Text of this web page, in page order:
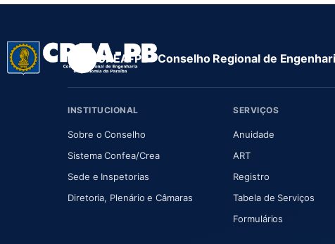
CREA-PB · Conselho Regional de
INSTITUCIONAL
Sobre o Conselho(abre em nova aba)
Sistema Confea/Crea(abre em nova aba)
Sede e Inspetorias
Diretoria, Plenário e Câmaras(abre em nova aba)
SERVIÇOS
Anuidade(abre em nova
ART(abre em nova aba)
Registro
Tabela de Serviços
Formulários